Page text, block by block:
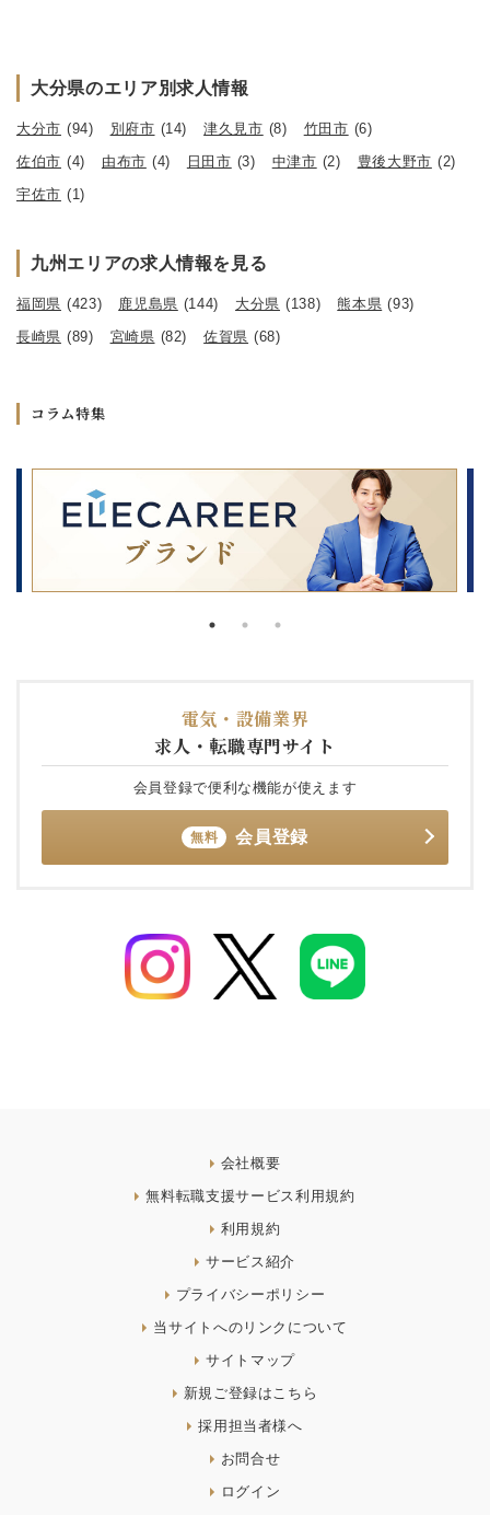
大分県のエリア別求人情報
大分市 (94) 別府市 (14) 津久見市 (8) 竹田市 (6)
佐伯市 (4) 由布市 (4) 日田市 (3) 中津市 (2) 豊後大野市 (2)
宇佐市 (1)
九州エリアの求人情報を見る
福岡県 (423) 鹿児島県 (144) 大分県 (138) 熊本県 (93)
長崎県 (89) 宮崎県 (82) 佐賀県 (68)
コラム特集
電気・設備業界
求人・転職専門サイト
会員登録で便利な機能が使えます
無料 会員登録
会社概要
無料転職支援サービス利用規約
利用規約
サービス紹介
プライバシーポリシー
当サイトへのリンクについて
サイトマップ
新規ご登録はこちら
採用担当者様へ
お問合せ
ログイン